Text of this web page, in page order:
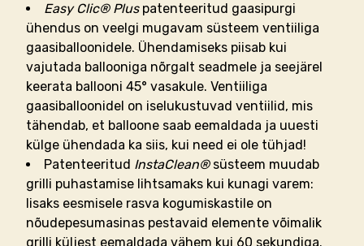
Easy Clic® Plus patenteeritud gaasipurgi
ühendus on veelgi mugavam süsteem ventiiliga
gaasiballoonidele. Ühendamiseks piisab kui
vajutada ballooniga nõrgalt seadmele ja seejärel
keerata ballooni 45° vasakule. Ventiiliga
gaasiballoonidel on iselukustuvad ventiilid, mis
tähendab, et balloone saab eemaldada ja uuesti
külge ühendada ka siis, kui need ei ole tühjad!
Patenteeritud InstaClean® süsteem muudab
grilli puhastamise lihtsamaks kui kunagi varem:
lisaks eesmisele rasva kogumiskastile on
nõudepesumasinas pestavaid elemente võimalik
grilli küljest eemaldada vähem kui 60 sekundiga.